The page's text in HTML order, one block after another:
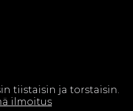
tiistaisin ja torstaisin.
ilmoitus
bySivutaikuri Oy